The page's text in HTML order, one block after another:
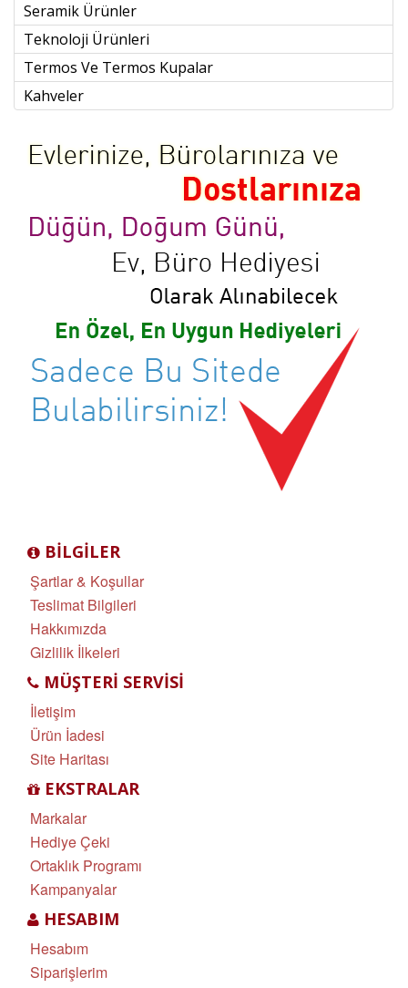
Seramik Ürünler
Teknoloji Ürünleri
Termos Ve Termos Kupalar
Kahveler
BILGILER
Şartlar & Koşullar
Teslimat Bilgileri
Hakkımızda
Gizlilik İlkeleri
MÜŞTERI SERVISI
İletişim
Ürün İadesi
Site Haritası
EKSTRALAR
Markalar
Hediye Çeki
Ortaklık Programı
Kampanyalar
HESABIM
Hesabım
Siparişlerim